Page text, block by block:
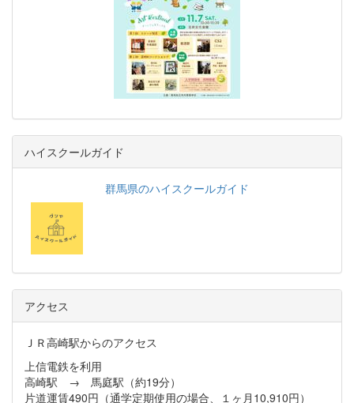
ハイスクールガイド
群馬県のハイスクールガイド
アクセス
ＪＲ高崎駅からのアクセス
上信電鉄を利用
高崎駅 → 馬庭駅（約19分）
片道運賃490円（通学定期使用の場合、１ヶ月10,910円）